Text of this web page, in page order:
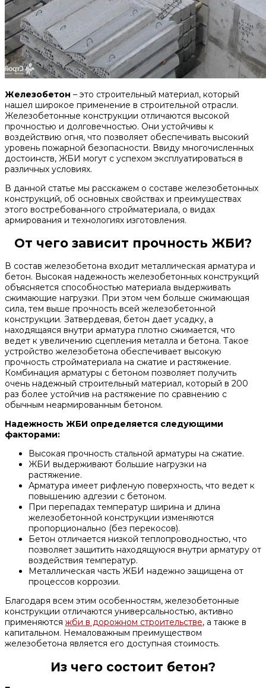
Железобетон – это строительный материал, который
нашел широкое применение в строительной отрасли.
Железобетонные конструкции отличаются высокой
прочностью и долговечностью. Они устойчивы к
воздействию огня, что позволяет обеспечивать высокий
уровень пожарной безопасности. Ввиду многочисленных
достоинств, ЖБИ могут с успехом эксплуатироваться в
различных условиях.
В данной статье мы расскажем о составе железобетонных
конструкций, об основных свойствах и преимуществах
этого востребованного стройматериала, о видах
армирования и технологиях изготовления.
От чего зависит прочность ЖБИ?
В состав железобетона входит металлическая арматура и
бетон. Высокая надежность железобетонных конструкций
объясняется способностью материала выдерживать
сжимающие нагрузки. При этом чем больше сжимающая
сила, тем выше прочность всей железобетонной
конструкции. Затвердевая, бетон дает усадку, а
находящаяся внутри арматура плотно сжимается, что
ведет к увеличению сцепления металла и бетона. Такое
устройство железобетона обеспечивает высокую
прочность стройматериала на сжатие и растяжение.
Комбинация арматуры с бетоном позволяет получить
очень надежный строительный материал, который в 200
раз более устойчив на растяжение по сравнению с
обычным неармированным бетоном.
Надежность ЖБИ определяется следующими
факторами:
Высокая прочность стальной арматуры на сжатие.
ЖБИ выдерживают большие нагрузки на
растяжение.
Арматура имеет рифленую поверхность, что ведет к
повышению адгезии с бетоном.
При перепадах температур ширина и длина
железобетонной конструкции изменяются
пропорционально (без перекосов).
Бетон отличается низкой теплопроводностью, что
позволяет защитить находящуюся внутри арматуру от
воздействия температур.
Металлическая часть ЖБИ надежно защищена от
процессов коррозии.
Благодаря всем этим особенностям, железобетонные
конструкции отличаются универсальностью, активно
применяются жби в дорожном строительстве, а также в
капитальном. Немаловажным преимуществом
железобетона является его доступная стоимость.
Из чего состоит бетон?